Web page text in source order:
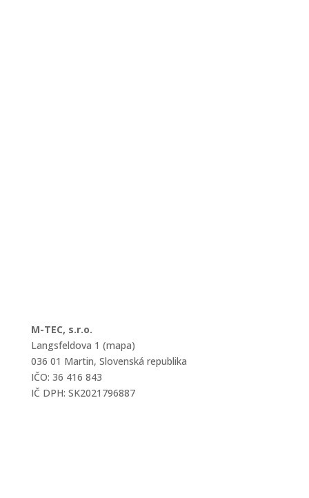
M-TEC, s.r.o.
Langsfeldova 1 (mapa)
036 01 Martin, Slovenská republika
IČO: 36 416 843
IČ DPH: SK2021796887